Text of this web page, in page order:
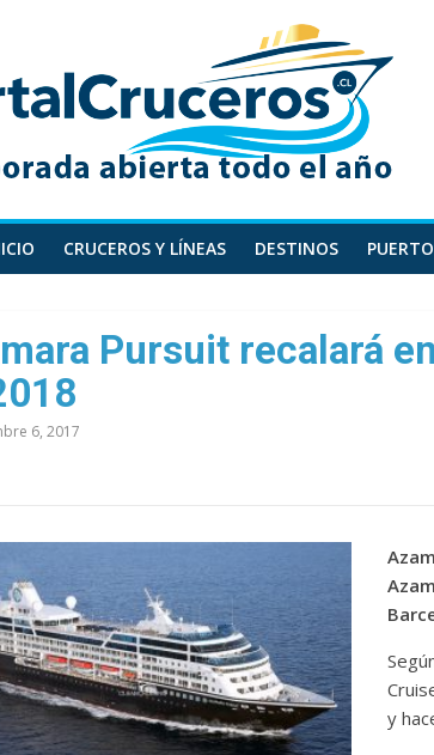
CRUCEROS Y LÍNEAS DESTINOS
Pursuit recalará
6, 2017
y